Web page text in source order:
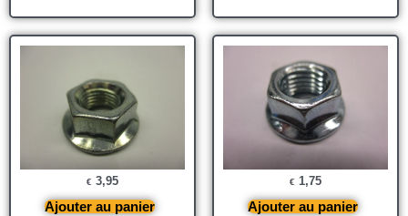
€ 3,95
Ajouter au panier
€ 1,75
Ajouter au panier